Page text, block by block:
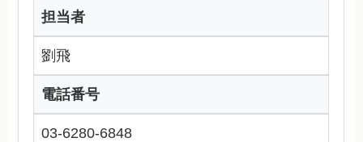
担当者
劉飛
電話番号
03-6280-6848